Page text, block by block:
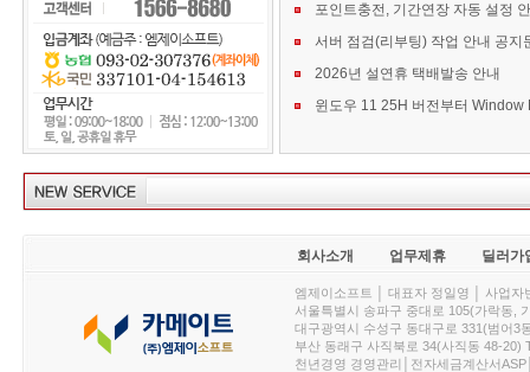
포인트충전, 기간연장 자동 설정
서버 점검(리부팅) 작업 안내 공지
2026년 설연휴 택배발송 안내
회사소개 업무제휴 딜러가
엠제이소프트 │ 대표자 정일영 │ 사업
서울특별시 송파구 중대로 105(가락동,
대구광역시 수성구 동대구로 331(범어3
부산 동래구 사직북로 34(사직동 48-20)
천년경영 경영관리│전자세금계산서